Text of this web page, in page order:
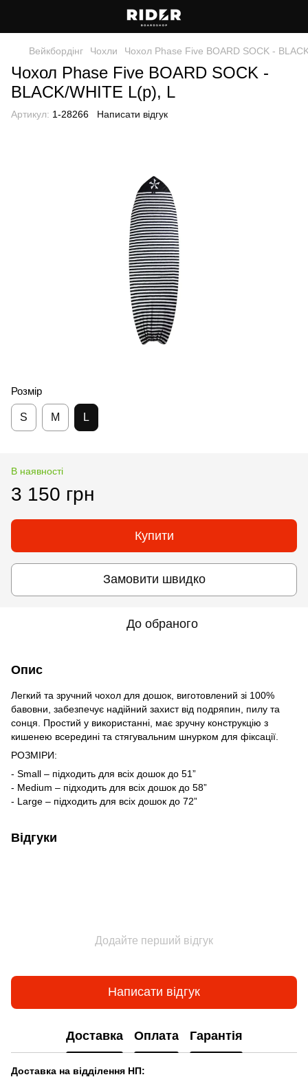
Вейкбордінг Чохли Чохол Phase Five BOARD SOCK -
Чохол Phase Five BOARD SOCK -
BLACK/WHITE L(р), L
Артикул: 1-28266 Написати відгук
Розмір
S M L
В наявності
3 150 грн
Купити
Замовити швидко
До обраного
Опис
Легкий та зручний чохол для дошок, виготовлений зі 100%
бавовни, забезпечує надійний захист від подряпин, пилу та
сонця. Простий у використанні, має зручну конструкцію з
кишенею всередині та стягувальним шнурком для фіксації.
РОЗМІРИ:
- Small – підходить для всіх дошок до 51”
- Medium – підходить для всіх дошок до 58”
- Large – підходить для всіх дошок до 72”
Відгуки
Додайте перший відгук
Написати відгук
Доставка Оплата Гарантія
Доставка на відділення НП: